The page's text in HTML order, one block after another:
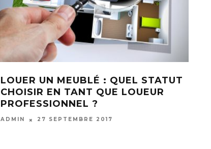
LOUER UN MEUBLÉ : QUEL STATUT
CHOISIR EN TANT QUE LOUEUR
PROFESSIONNEL ?
ADMIN 27 SEPTEMBRE 2017